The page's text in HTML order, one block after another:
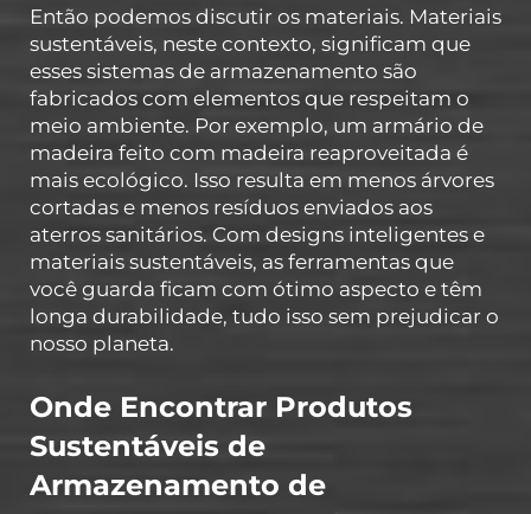
Então podemos discutir os materiais. Materiais
sustentáveis, neste contexto, significam que
esses sistemas de armazenamento são
fabricados com elementos que respeitam o
meio ambiente. Por exemplo, um armário de
madeira feito com madeira reaproveitada é
mais ecológico. Isso resulta em menos árvores
cortadas e menos resíduos enviados aos
aterros sanitários. Com designs inteligentes e
materiais sustentáveis, as ferramentas que
você guarda ficam com ótimo aspecto e têm
longa durabilidade, tudo isso sem prejudicar o
nosso planeta.
Onde Encontrar Produtos
Sustentáveis de
Armazenamento de